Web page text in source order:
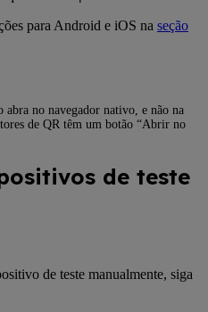
para Android e iOS na seção
abra no navegador nativo, e não na
de QR têm um botão “Abrir no
de teste
de teste manualmente, siga